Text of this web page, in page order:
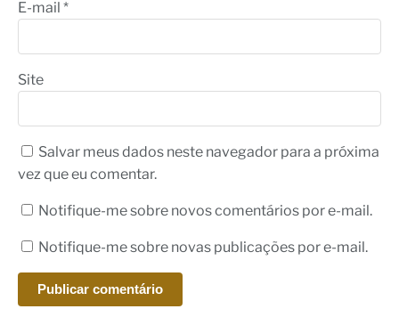
E-mail *
Site
Salvar meus dados neste navegador para a próxima
vez que eu comentar.
Notifique-me sobre novos comentários por e-mail.
Notifique-me sobre novas publicações por e-mail.